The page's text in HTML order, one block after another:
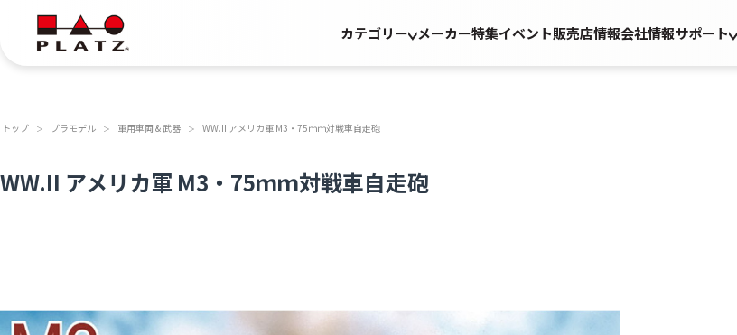
カテゴリー メーカー特集イベント販売店情報会社情報サポート
トップ ＞ プラモデル ＞ 軍用車両 & 武器 ＞ WW.II アメリカ軍 M3・75ｍｍ対戦車自走砲
WW.II アメリカ軍 M3・75ｍｍ対戦車自走砲